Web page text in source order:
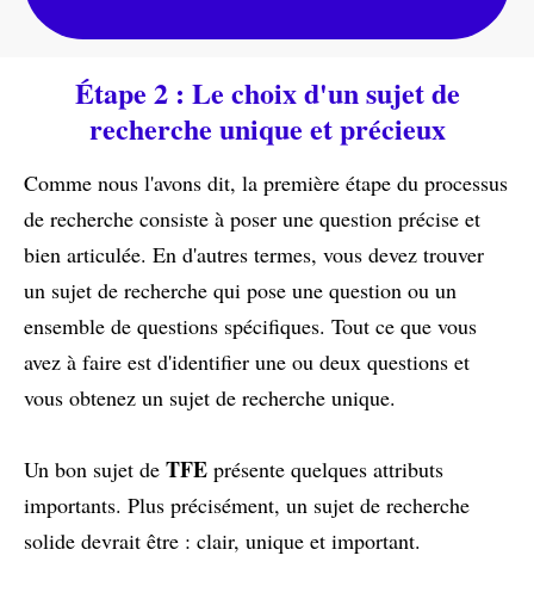
Étape 2 : Le choix d'un sujet de
recherche unique et précieux
Comme nous l'avons dit, la première étape du processus
de recherche consiste à poser une question précise et
bien articulée. En d'autres termes, vous devez trouver
un sujet de recherche qui pose une question ou un
ensemble de questions spécifiques. Tout ce que vous
avez à faire est d'identifier une ou deux questions et
vous obtenez un sujet de recherche unique.
Un bon sujet de TFE présente quelques attributs
importants. Plus précisément, un sujet de recherche
solide devrait être : clair, unique et important.